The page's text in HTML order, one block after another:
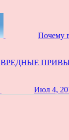
Почему
ВРЕДНЫЕ
Июл 4,